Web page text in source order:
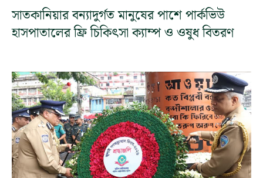
সাতকানিয়ার বন্যাদুর্গত মানুষের পাশে পার্কভিউ
হাসপাতালের ফ্রি চিকিৎসা ক্যাম্প ও ওষুধ বিতরণ